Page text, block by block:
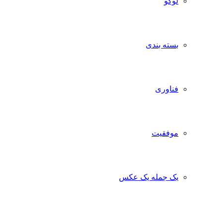
بسته بندی
فناوری
موفقیت
یک جمله یک عکس